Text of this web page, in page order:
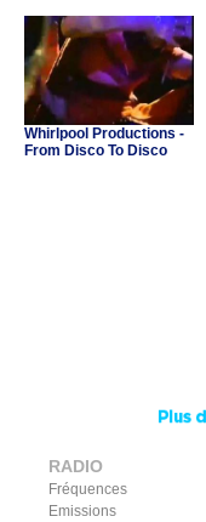
Whirlpool Productions -
From Disco To Disco
RADIO
Fréquences
Emissions